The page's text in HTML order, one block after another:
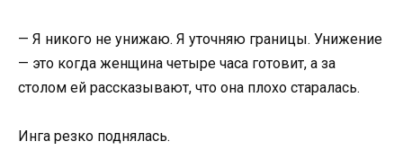
— Я никого не унижаю. Я уточняю границы. Унижение
— это когда женщина четыре часа готовит, а за
столом ей рассказывают, что она плохо старалась.
Инга резко поднялась.